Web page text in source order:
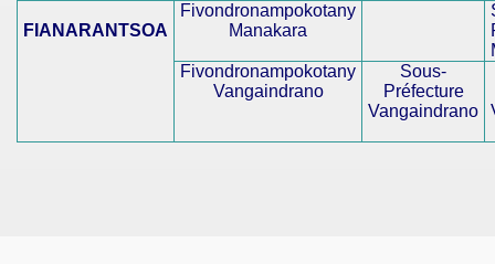
FIANARANTSOA
Fivondronampokotany
Manakara
Fivondronampokotany
Vangaindrano
Sous-
Préfecture
Vangaindrano